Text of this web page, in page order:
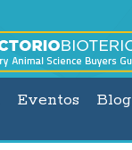
Eventos Blog